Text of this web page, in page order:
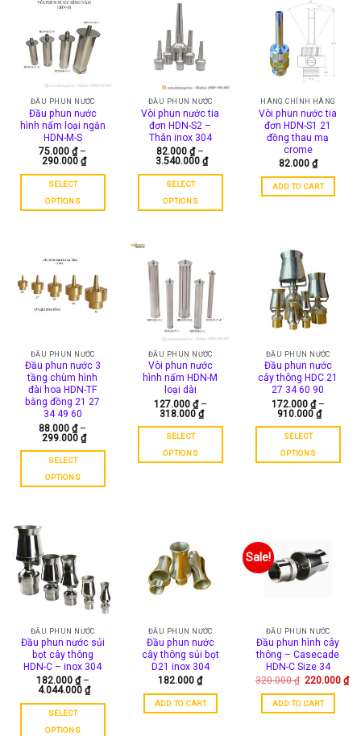
The
options
may
be
on
the
product
page
multiple
The
options
may
be
chosen
on
the
product
page
ĐẦU PHUN NƯỚC
Đầu phun nước
hình nấm loại ngắn
HDN-M-S
75.000₫–
290.000 ₫
SELECT
OPTIONS
multiple
variants.
The
options
chosen
on
the
product
page
ĐẦU PHUN NƯỚC
Vòi phun nước tia
đơn HDN-S2 –
Thân inox 304
82.000₫–
3.540.000 ₫
SELECT
OPTIONS
multiple
variants.
options
may
be
chosen
on
the
product
page
HÀNG CHÍNH HÃNG
Vòi phun nước tia
đơn HDN-S1 21
đồng thau mạ
crome
82.000 ₫
ADD TO CART
ĐẦU PHUN NƯỚC
Đầu phun nước 3
tầng chùm hình
đài hoa HDN-TF
bằng đồng 21 27
34 49 60
88.000₫–
299.000 ₫
SELECT
OPTIONS
variants.
The
options
may
chosen
on
the
product
page
ĐẦU PHUN NƯỚC
Vòi phun nước
hình nấm HDN-M
loại dài
127.000 ₫–
318.000 ₫
SELECT
OPTIONS
The
options
may
the
product
page
ĐẦU PHUN NƯỚC
Đầu phun nước
cây thông HDC 21
27 34 60 90
172.000 ₫–
910.000 ₫
SELECT
OPTIONS
options
may
the
product
page
ĐẦU PHUN NƯỚC
Đầu phun nước sủi
bọt cây thông
HDN-C – inox 304
182.000 ₫–
4.044.000 ₫
SELECT
OPTIONS
ĐẦU PHUN NƯỚC
Đầu phun nước
cây thông sủi bọt
D21 inox 304
182.000₫
ADD TO CART
Sale!
ĐẦU PHUN NƯỚC
Đầu phun hình cây
thông – Casecade
HDN-C Size 34
320.000₫ Original
was:
320.000 ₫.
220.000₫
price
is:
ADD TO CART